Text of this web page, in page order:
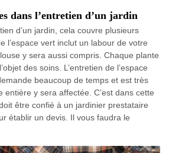
dans l’entretien d’un jardin
d’un jardin, cela couvre plusieurs
l’espace vert inclut un labour de votre
y sera aussi compris. Chaque plante
des soins. L’entretien de l’espace
beaucoup de temps et est très
entière y sera affectée. C’est dans cette
être confié à un jardinier prestataire
établir un devis. Il vous faudra le